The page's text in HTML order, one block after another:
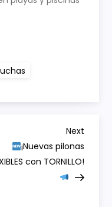
Next
Post
Next
¡Nuevas pilonas
con TORNILLO!